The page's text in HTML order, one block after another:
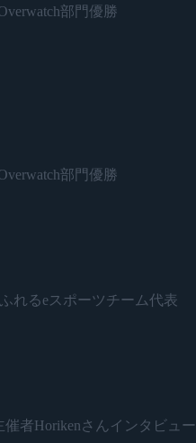
部門優勝
部門優勝
れるeスポーツチーム代表
催者Horikenさんインタビュー